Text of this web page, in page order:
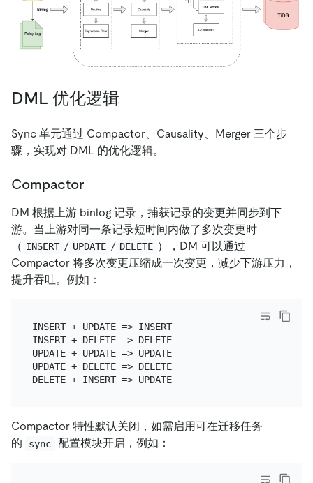
DML 优化逻辑
Sync 单元通过 Compactor、Causality、Merger 三个步
骤，实现对 DML 的优化逻辑。
Compactor
DM 根据上游 binlog 记录，捕获记录的变更并同步到下
游。当上游对同一条记录短时间内做了多次变更时
（ INSERT / UPDATE / DELETE ），DM 可以通过
Compactor 将多次变更压缩成一次变更，减少下游压力，
提升吞吐。例如：
INSERT + UPDATE => INSERT
INSERT + DELETE => DELETE
UPDATE + UPDATE => UPDATE
UPDATE + DELETE => DELETE
DELETE + INSERT => UPDATE
Compactor 特性默认关闭，如需启用可在迁移任务
的
sync 配置模块开启，例如：